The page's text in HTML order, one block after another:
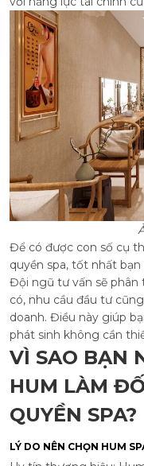
Để có được con số cụ
quyền spa, tốt nhất
Đội ngũ tư vấn sẽ phân
có, nhu cầu đầu tư
doanh. Điều này giúp
phát sinh không cần
VÌ SAO BẠN
HUM LÀM
QUYỀN SPA?
LÝ DO NÊN CHỌN HUM